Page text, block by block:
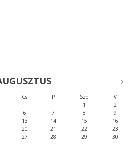
Cs P Szo
V
1
2
6 7 8
9
13 14 15
16
20 21 22
23
27 28 29
30